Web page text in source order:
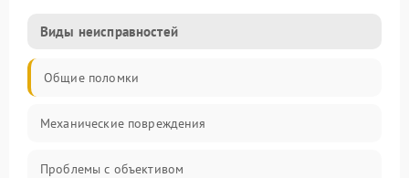
Виды неисправностей
Общие поломки
Механические повреждения
Проблемы с объективом